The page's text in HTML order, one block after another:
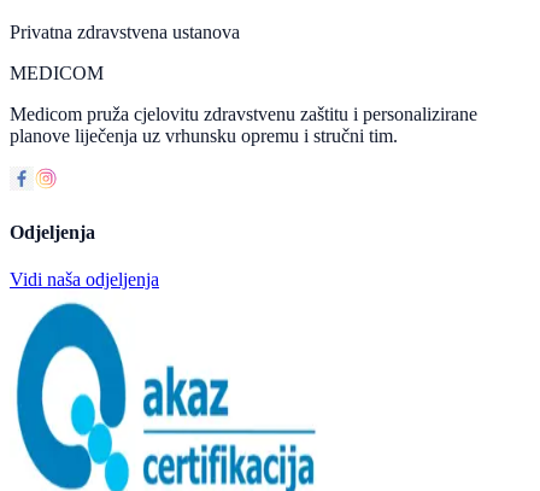
Privatna zdravstvena ustanova
MEDICOM
Medicom pruža cjelovitu zdravstvenu zaštitu i personalizirane
planove liječenja uz vrhunsku opremu i stručni tim.
Odjeljenja
Vidi naša odjeljenja